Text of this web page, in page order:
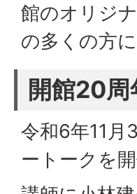
館のオリジ
の多くの方
開館20
令和6年11月
ートークを